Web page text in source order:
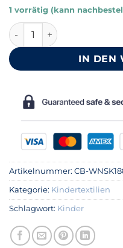
1 vorrätig (kann
4 Jahreszeiten
IN DEN
Artikelnummer: CB-
Kategorie: Kindertextilien
Schlagwort: Kinder